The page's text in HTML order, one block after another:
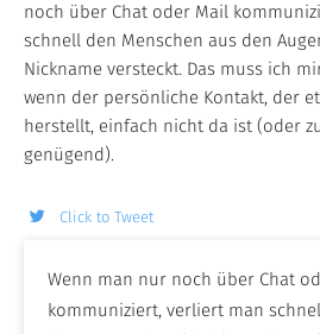
noch über Chat oder Mail
schnell den Menschen aus den
Nickname versteckt. Das muss ich
wenn der persönliche Kontakt, der
herstellt, einfach nicht da ist (oder
genügend).
Wenn man nur noch über Chat
kommuniziert, verliert man
Click to Tweet